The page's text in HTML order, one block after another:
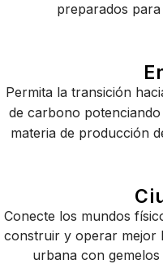
preparados
Permita la transición
de carbono
materia de producción
Conecte los mundos
construir y operar mejor
urbana con